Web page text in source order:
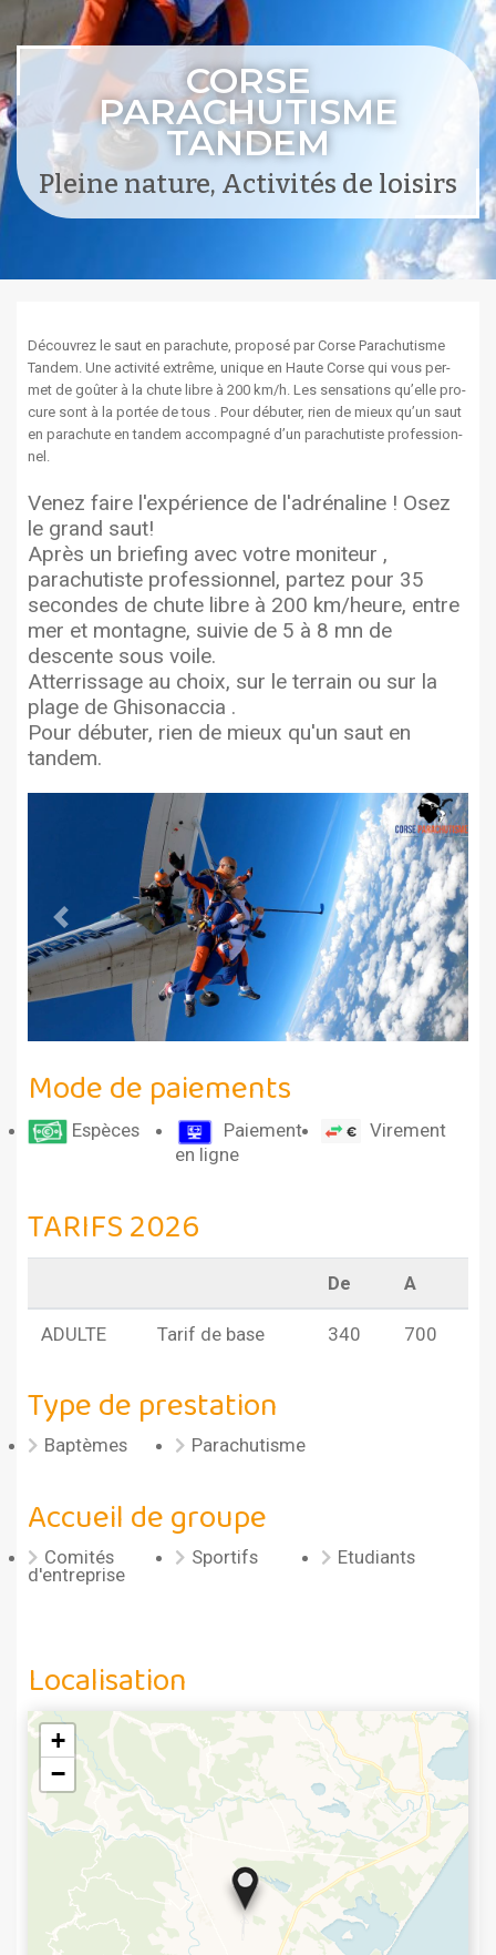
CORSE
PARACHUTISME
TANDEM
Pleine nature, Activités de loisirs
Décou­vrez le saut en para­chute, pro­posé par Corse Para­chutisme
Tan­dem. Une activ­ité extrême, unique en Haute Corse qui vous per­
met de goûter à la chute libre à 200 km/h. Les sen­sa­tions qu’elle pro­
cure sont à la portée de tous . Pour débuter, rien de mieux qu’un saut
en parachute en tan­dem accom­pa­g­né d’un para­chutiste pro­fes­sion­
nel.
Venez faire l'expérience de l'adrénaline ! Osez
le grand saut!
Après un briefing avec votre moniteur ,
parachutiste professionnel, partez pour 35
secondes de chute libre à 200 km/heure, entre
mer et montagne, suivie de 5 à 8 mn de
descente sous voile.
Atterrissage au choix, sur le terrain ou sur la
plage de Ghisonaccia .
Pour débuter, rien de mieux qu'un saut en
tandem.
Previous Next
Mode de paiements
Espèces
Paiement
en ligne
Virement
TARIFS 2026
De A
ADULTE Tarif de base 340 700
Type de prestation
Baptèmes Parachutisme
Accueil de groupe
Comités
d'entreprise
Sportifs Etudiants
Localisation
+
−